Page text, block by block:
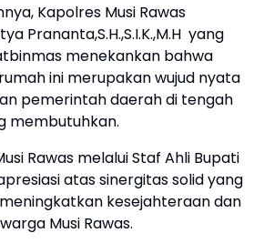
Kapolres Musi Rawas
Prananta,S.H.,S.I.K.,M.H yang
menekankan bahwa
ini merupakan wujud nyata
pemerintah daerah di tengah
membutuhkan.
Rawas melalui Staf Ahli Bupati
atas sinergitas solid yang
kesejahteraan dan
Musi Rawas.